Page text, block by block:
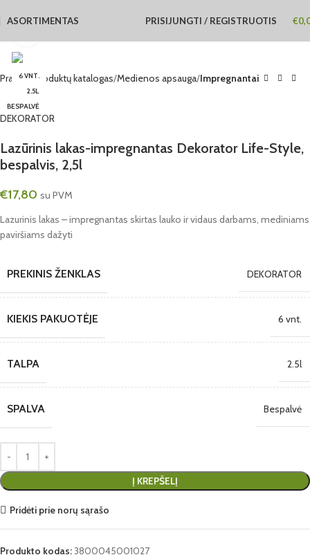
ASORTIMENTAS PRISIJUNGTI / REGISTRUOTIS €
6 VNT.
2.5L
BESPALVĖ
Pradžia Produktų katalogas Medienos apsauga Impregnantai
Lazūrinis lakas-impregnantas Dekorator Life-Style,
bespalvis, 2,5l
€17,80 su PVM
Lazurinis lakas – impregnantas skirtas lauko ir vidaus darbams, mediniams
paviršiams dažyti
PREKINIS ŽENKLAS DEKORATOR
KIEKIS PAKUOTĖJE 6 vnt.
TALPA 2.5l
SPALVA Bespalvė
Į KREPŠELĮ
Pridėti prie norų sąrašo
Produkto kodas:3800045001027